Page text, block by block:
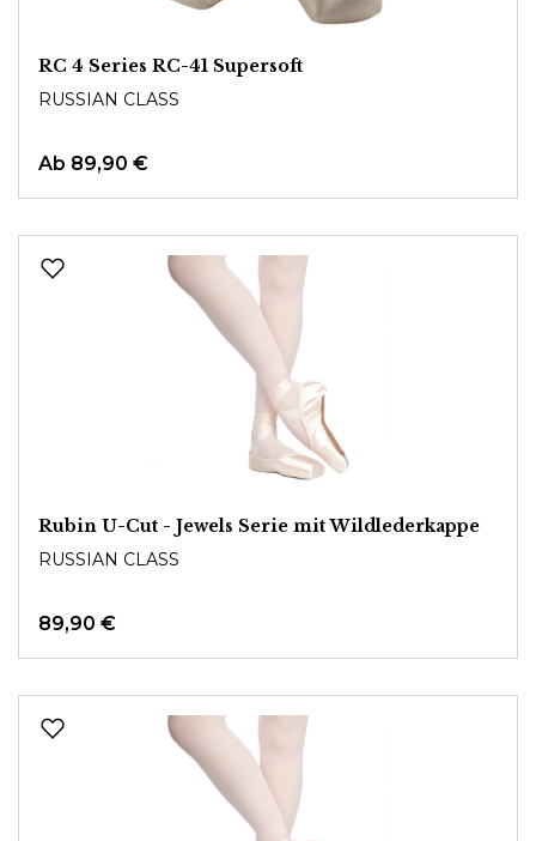
RC 4 Series RC-41 Supersoft
RUSSIAN CLASS
Ab 89,90 €
Rubin U-Cut - Jewels Serie mit Wildlederkappe
RUSSIAN CLASS
89,90 €